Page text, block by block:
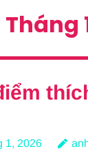
Tháng
1, 2026